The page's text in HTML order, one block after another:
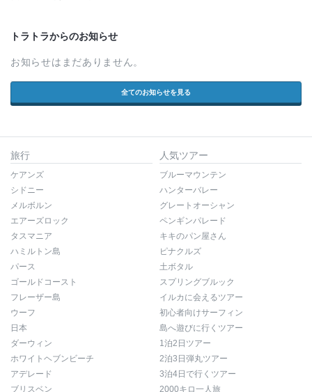
トラトラからのお知らせ
お知らせはまだありません。
全てのお知らせを見る
旅行
ケアンズ
シドニー
メルボルン
エアーズロック
タスマニア
ハミルトン島
パース
ゴールドコースト
フレーザー島
ウーフ
日本
ダーウィン
ホワイトヘブンビーチ
アデレード
ブリスベン
人気ツアー
ブルーマウンテン
ハンターバレー
グレートオーシャン
ペンギンパレード
キキのパン屋さん
ピナクルズ
土ボタル
スプリングブルック
イルカに会えるツアー
初心者向けサーフィン
島へ遊びに行くツアー
1泊2日ツアー
2泊3日弾丸ツアー
3泊4日で行くツアー
2000キロ一人旅